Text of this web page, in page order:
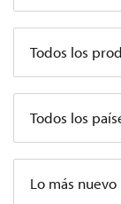
Todos los
Todos los
Lo más